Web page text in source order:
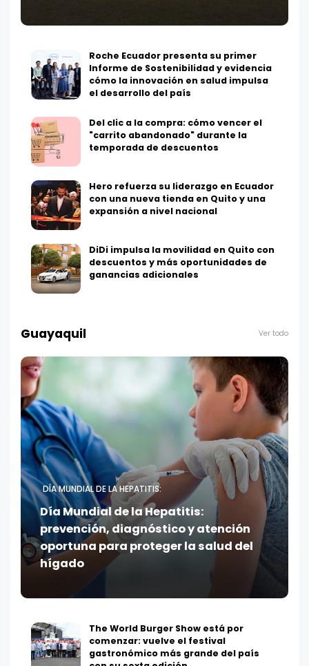
Roche Ecuador presenta su primer
Informe de Sostenibilidad y evidencia
cómo la innovación en salud impulsa
el desarrollo del país
Del clic a la compra: cómo vencer el
"carrito abandonado" durante la
temporada de descuentos
Hero refuerza su liderazgo en Ecuador
con una nueva tienda en Quito y una
expansión a nivel nacional
DiDi impulsa la movilidad en Quito con
descuentos y más oportunidades de
ganancias adicionales
Guayaquil Ver todo
DÍA MUNDIAL DE LA HEPATITIS:
Día Mundial de la Hepatitis:
prevención, diagnóstico y atención
oportuna para proteger la salud del
hígado
The World Burger Show está por
comenzar: vuelve el festival
gastronómico más grande del país